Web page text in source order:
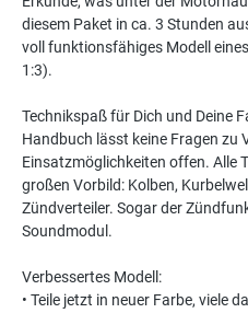
diesem Paket in ca. 3 Stunden
voll funktionsfähiges Modell
1:3).
Technikspaß für Dich und Deine
Handbuch lässt keine Fragen zu
Einsatzmöglichkeiten offen. Alle
großen Vorbild: Kolben,
Zündverteiler. Sogar der
Soundmodul.
Verbessertes Modell:
• Teile jetzt in neuer Farbe, viele